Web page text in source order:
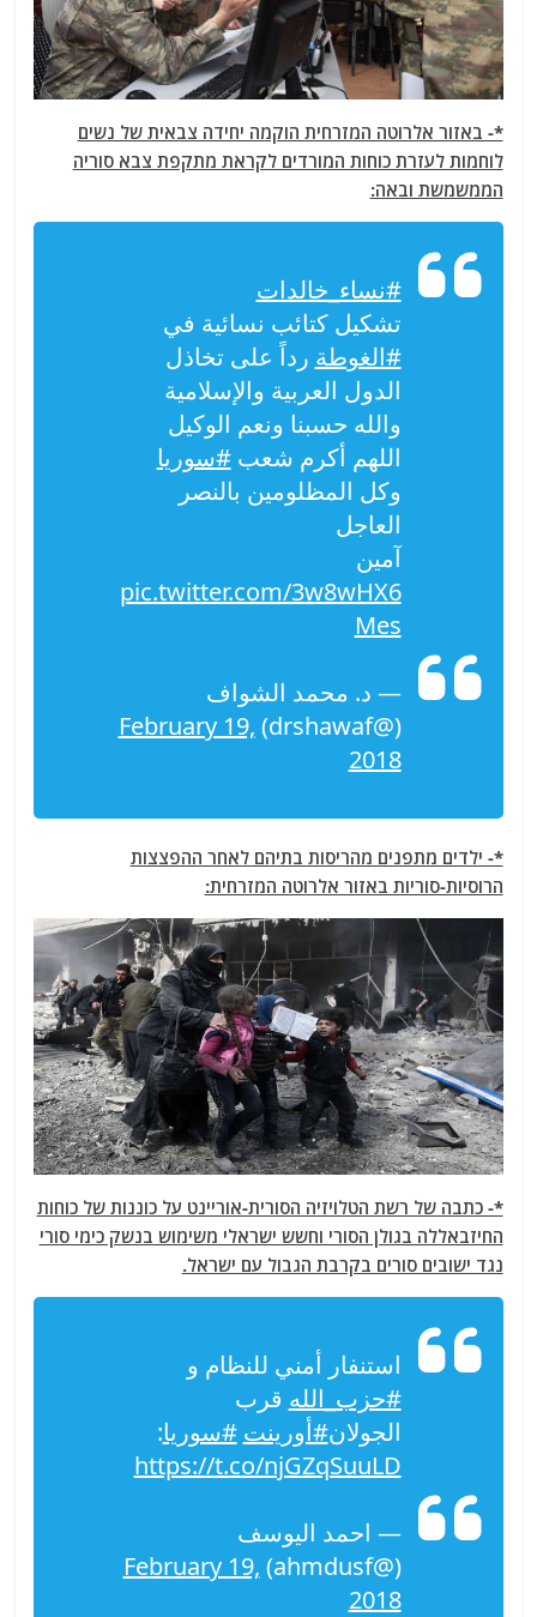
*- באזור אלרוטה המזרחית הוקמה יחידה צבאית של נשים
לוחמות לעזרת כוחות המורדים לקראת מתקפת צבא סוריה
הממשמשת ובאה:
#نساء_خالدات
تشكيل كتائب نسائية في
#الغوطة رداً على تخاذل
الدول العربية والإسلامية
والله حسبنا ونعم الوكيل
اللهم أكرم شعب#سوريا
وكل المظلومين بالنصر
العاجل
آمين
pic.twitter.com/3w8wHX6
Mes
— د. محمد الشواف
(@drshawaf)
February 19,
2018
*- ילדים מתפנים מהריסות בתיהם לאחר ההפצצות
הרוסיות-סוריות באזור אלרוטה המזרחית:
*- כתבה של רשת הטלויזיה הסורית-אוריינט על כוננות של כוחות
החיזבאללה בגולן הסורי וחשש ישראלי משימוש בנשק כימי סורי
נגד ישובים סורים בקרבת הגבול עם ישראל.
استنفار أمني للنظام و
#حزب_الله قرب
الجولان#أورينت #سوريا:
https://t.co/njGZqSuuLD
— احمد اليوسف
(@ahmdusf)
February 19,
2018